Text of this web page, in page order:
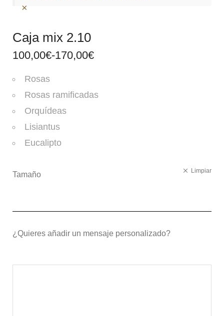
×
Caja mix 2.10
100,00€-170,00€
Rosas
Rosas ramificadas
Orquídeas
Lisiantus
Eucalipto
Tamaño Limpiar
¿Quieres añadir un mensaje personalizado?